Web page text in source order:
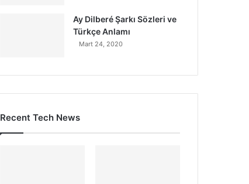
Ay Dilberé Şarkı Sözleri ve
Türkçe Anlamı
Mart 24, 2020
Recent Tech News